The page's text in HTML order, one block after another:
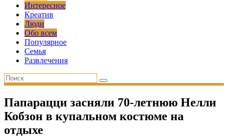
Интересное
Креатив
Люди
Обо всем
Популярное
Семья
Развлечения
Папарацци засняли 70-летнюю Нелли
Кобзон в купальном костюме на
отдыхе